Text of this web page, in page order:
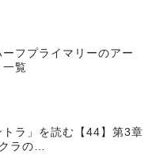
フプライマリーのアー
一覧
トラ」を読む【44】第3章
ラの…